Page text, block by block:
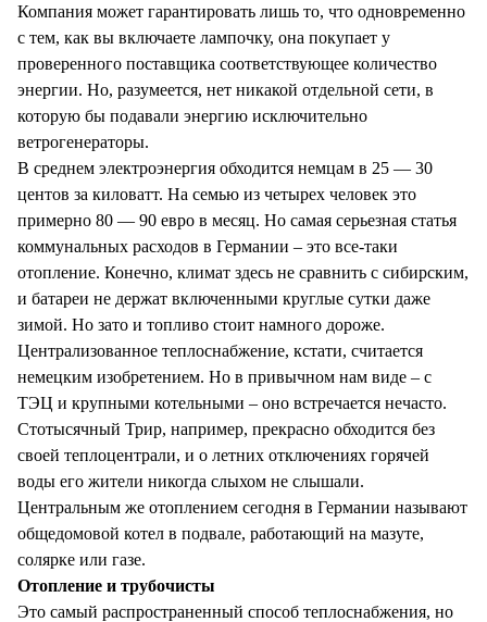
Компания может гарантировать лишь то, что одновременно
с тем, как вы включаете лампочку, она покупает у
проверенного поставщика соответствующее количество
энергии. Но, разумеется, нет никакой отдельной сети, в
которую бы подавали энергию исключительно
ветрогенераторы.
В среднем электроэнергия обходится немцам в 25 — 30
центов за киловатт. На семью из четырех человек это
примерно 80 — 90 евро в месяц. Но самая серьезная статья
коммунальных расходов в Германии – это все-таки
отопление. Конечно, климат здесь не сравнить с сибирским,
и батареи не держат включенными круглые сутки даже
зимой. Но зато и топливо стоит намного дороже.
Централизованное теплоснабжение, кстати, считается
немецким изобретением. Но в привычном нам виде – с
ТЭЦ и крупными котельными – оно встречается нечасто.
Стотысячный Трир, например, прекрасно обходится без
своей теплоцентрали, и о летних отключениях горячей
воды его жители никогда слыхом не слышали.
Центральным же отоплением сегодня в Германии называют
общедомовой котел в подвале, работающий на мазуте,
солярке или газе.
Отопление и трубочисты
Это самый распространенный способ теплоснабжения, но